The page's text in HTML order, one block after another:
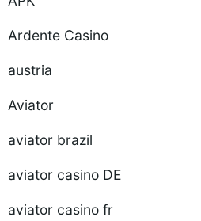
Ardente Casino
austria
Aviator
aviator brazil
aviator casino DE
aviator casino fr